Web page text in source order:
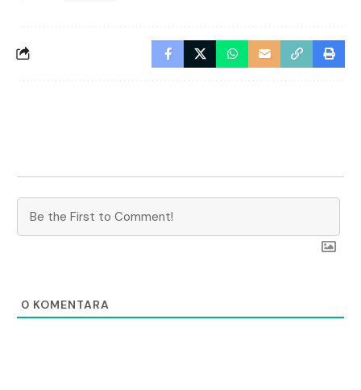
0 KOMENTARA